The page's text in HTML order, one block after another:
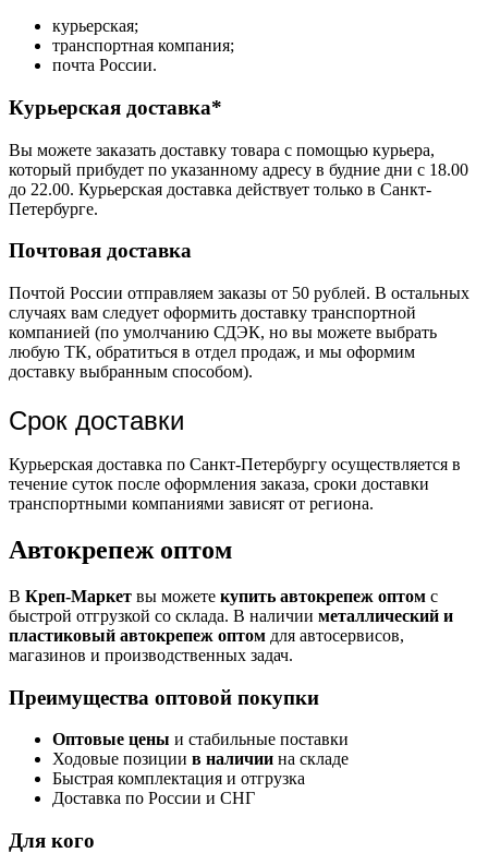
курьерская;
транспортная компания;
почта России.
Курьерская доставка*
Вы можете заказать доставку товара с помощью курьера,
который прибудет по указанному адресу в будние дни с 18.00
до 22.00. Курьерская доставка действует только в Санкт-
Петербурге.
Почтовая доставка
Почтой России отправляем заказы от 50 рублей. В остальных
случаях вам следует оформить доставку транспортной
компанией (по умолчанию СДЭК, но вы можете выбрать
любую ТК, обратиться в отдел продаж, и мы оформим
доставку выбранным способом).
Срок доставки
Курьерская доставка по Санкт-Петербургу осуществляется в
течение суток после оформления заказа, сроки доставки
транспортными компаниями зависят от региона.
Автокрепеж оптом
В Креп-Маркет вы можете купить автокрепеж оптом с
быстрой отгрузкой со склада. В наличии металлический и
пластиковый автокрепеж оптом для автосервисов,
магазинов и производственных задач.
Преимущества оптовой покупки
Оптовые цены и стабильные поставки
Ходовые позиции в наличии на складе
Быстрая комплектация и отгрузка
Доставка по России и СНГ
Для кого